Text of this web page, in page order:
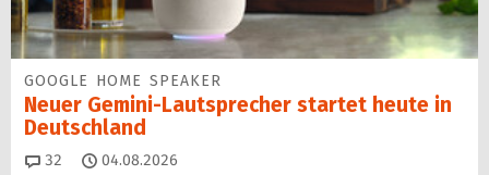
GOOGLE HOME SPEAKER
Neuer Gemini-Laut­spre­cher startet heu­te in
Deutschland
32 Kommentare
04.08.2026